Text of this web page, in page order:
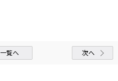
一覧へ 次へ